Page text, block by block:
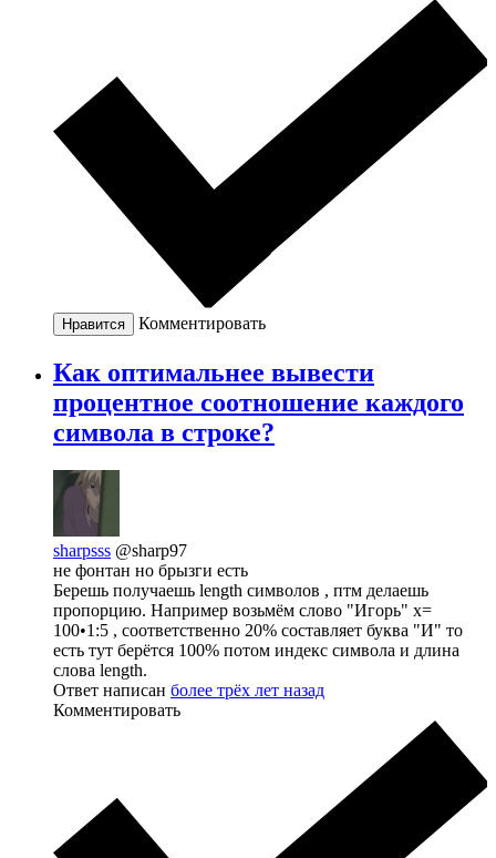
Нравится Комментировать
Как оптимальнее вывести
процентное соотношение каждого
символа в строке?
sharpsss @sharp97
не фонтан но брызги есть
Берешь получаешь length символов , птм делаешь
пропорцию. Например возьмём слово "Игорь" х=
100•1:5 , соответственно 20% составляет буква "И" то
есть тут берётся 100% потом индекс символа и длина
слова length.
Ответ написан более трёх лет назад
Комментировать